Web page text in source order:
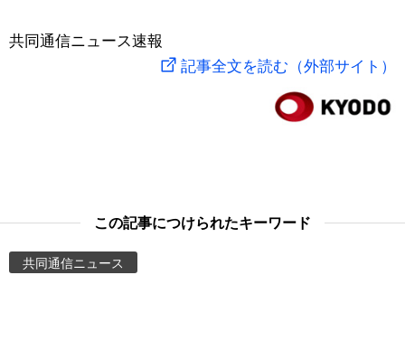
スポーツ・東京2020
Topics
Images
共同通信ニュース速報
記事全文を読む（外部サイト）
この記事につけられたキーワード
共同通信ニュース